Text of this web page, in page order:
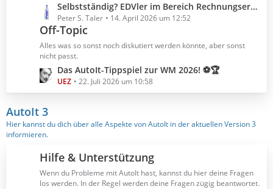
e
B
e
t
g
e
t
z
t
e
B
e
t
r
ä
g
e
Selbstständig? EDVler im Bereich Rechnungserstellung?
Peter S. Taler 14. April 2026 um 12:52
Off-Topic
Alles was so sonst noch diskutiert werden könnte, aber sonst
nicht passt.
L
e
t
z
t
e
e
i
t
Das AutoIt-Tippspiel zur WM 2026! ⚽🏆
UEZ 22. Juli 2026 um 10:58
AutoIt 3
Hier kannst du dich über alle Aspekte von AutoIt in der aktuellen Version 3
informieren.
Hilfe & Unterstützung
Wenn du Probleme mit AutoIt hast, kannst du hier deine Fragen
los werden. In der Regel werden deine Fragen zügig beantwortet.